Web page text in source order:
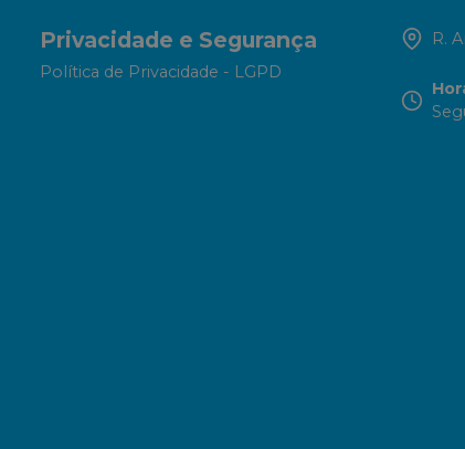
Privacidade e Segurança
Política de Privacidade - LGPD
R.